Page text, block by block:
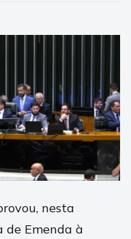
nesta
de Emenda à